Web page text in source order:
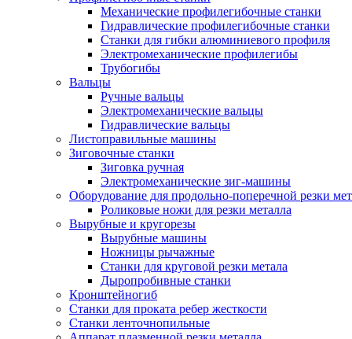
Механические профилегибочные станки
Гидравлические профилегибочные станки
Станки для гибки алюминиевого профиля
Электромеханические профилегибы
Трубогибы
Вальцы
Ручные вальцы
Электромеханические вальцы
Гидравлические вальцы
Листоправильные машины
Зиговочные станки
Зиговка ручная
Электромеханические зиг-машины
Оборудование для продольно-поперечной резки
Роликовые ножи для резки металла
Вырубные и кругорезы
Вырубные машины
Ножницы рычажные
Станки для круговой резки метала
Дыропробивные станки
Кронштейногиб
Станки для проката ребер жесткости
Станки ленточнопильные